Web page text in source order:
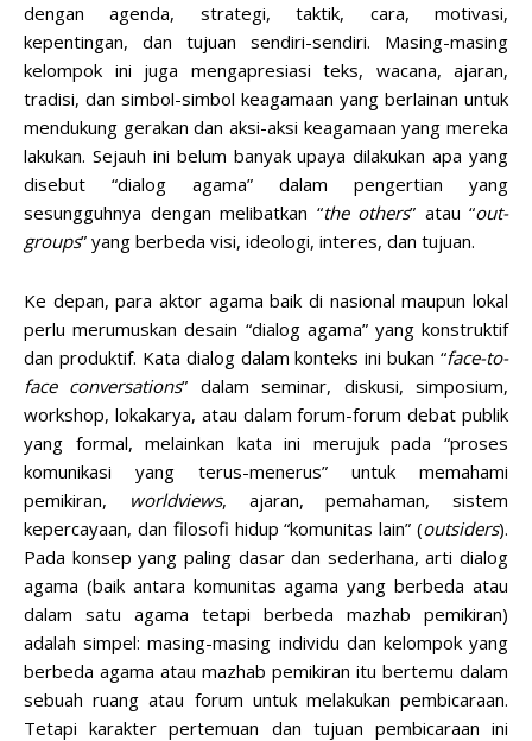
dengan agenda, strategi, taktik, cara, motivasi,
kepentingan, dan tujuan sendiri-sendiri. Masing-masing
kelompok ini juga mengapresiasi teks, wacana, ajaran,
tradisi, dan simbol-simbol keagamaan yang berlainan untuk
mendukung gerakan dan aksi-aksi keagamaan yang mereka
lakukan. Sejauh ini belum banyak upaya dilakukan apa yang
disebut “dialog agama” dalam pengertian yang
sesungguhnya dengan melibatkan “the others” atau “out-
groups” yang berbeda visi, ideologi, interes, dan tujuan.
Ke depan, para aktor agama baik di nasional maupun lokal
perlu merumuskan desain “dialog agama” yang konstruktif
dan produktif. Kata dialog dalam konteks ini bukan “face-to-
face conversations” dalam seminar, diskusi, simposium,
workshop, lokakarya, atau dalam forum-forum debat publik
yang formal, melainkan kata ini merujuk pada “proses
komunikasi yang terus-menerus” untuk memahami
pemikiran,
worldviews, ajaran, pemahaman, sistem
kepercayaan, dan filosofi hidup “komunitas lain” (outsiders).
Pada konsep yang paling dasar dan sederhana, arti dialog
agama (baik antara komunitas agama yang berbeda atau
dalam satu agama tetapi berbeda mazhab pemikiran)
adalah simpel: masing-masing individu dan kelompok yang
berbeda agama atau mazhab pemikiran itu bertemu dalam
sebuah ruang atau forum untuk melakukan pembicaraan.
Tetapi karakter pertemuan dan tujuan pembicaraan ini